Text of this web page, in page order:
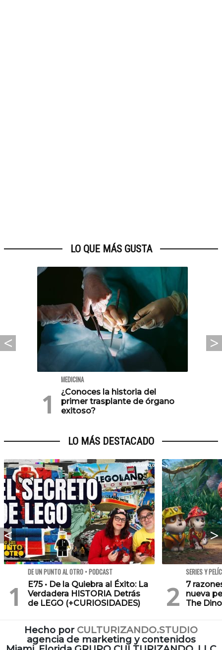
LO QUE MÁS GUSTA
MEDICINA
¿Conoces la historia del
primer trasplante de órgano
exitoso?
LO MÁS DESTACADO
DE UN PUNTO AL OTRO • PODCAST
E75 • De la Quiebra al Éxito: La
Verdadera HISTORIA Detrás
de LEGO (+CURIOSIDADES)
SERIES Y
7
nueva
The
Hecho por CULTURIZANDO.STUDIO
agencia de marketing y contenidos